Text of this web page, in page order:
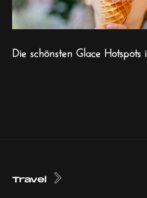
Die schönsten Glace
Travel